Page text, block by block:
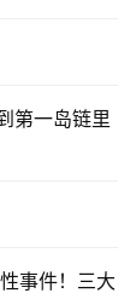
第一岛链里
事件！三大